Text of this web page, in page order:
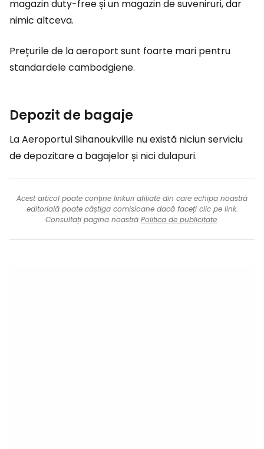
magazin duty-free și un magazin de suveniruri, dar
nimic altceva.
Prețurile de la aeroport sunt foarte mari pentru
standardele cambodgiene.
Depozit de bagaje
La Aeroportul Sihanoukville nu există niciun serviciu
de depozitare a bagajelor și nici dulapuri.
Acest articol poate conține linkuri afiliate din care echipa noastră
editorială poate câștiga comisioane dacă faceți clic pe link.
Consultați pagina noastră Politica de publicitate.